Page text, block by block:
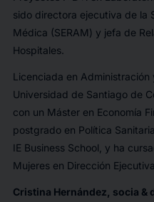
sido directora ejecutiva de la
Médica (SERAM) y jefa de
Hospitales.
Licenciada en
Universidad de Santiago de
con un Máster en Economía
postgrado en Política
IE Business School, y ha
Mujeres en Dirección
Cristina Hernández, socia &